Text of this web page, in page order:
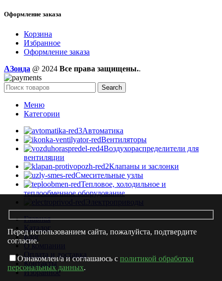
Оформление заказа
Корзина
Избранное
Оформление заказа
AЗонда @ 2024 Все права защищены..
Search
Меню
Категории
Автоматика
Вентиляторы
Воздухораспределители для
вентиляции
Клапаны и заслонки
Смесительные узлы
Тепловое, холодильное и
теплообменное оборудование
Электроприводы
Главная
Каталог
Блог
О компании
Оплата и доставка
Контакты
Избранное
Перед использованием сайта, пожалуйста, подтвердите
согласие.
Ознакомлен/а и соглашаюсь с политикой обработки
персональных данных.